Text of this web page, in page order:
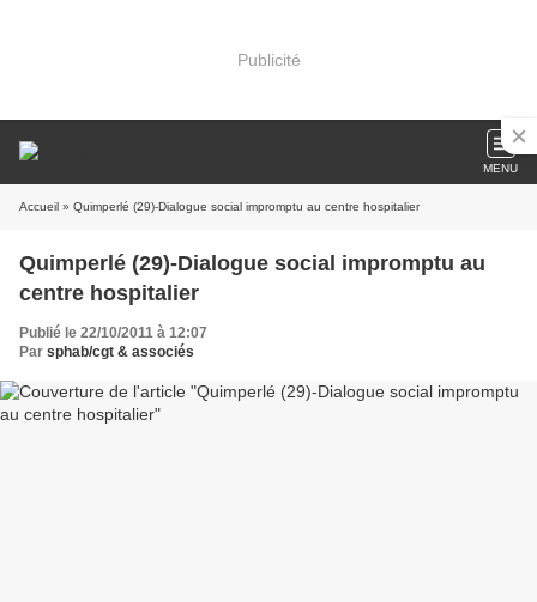
Publicité
MENU
Accueil » Quimperlé (29)-Dialogue social impromptu au centre hospitalier
Quimperlé (29)-Dialogue social impromptu au
centre hospitalier
Publié le 22/10/2011 à 12:07
Par sphab/cgt & associés